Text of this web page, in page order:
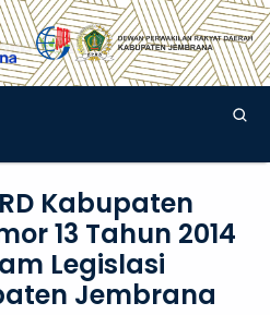
Kabupaten
13 Tahun 2014
Legislasi
Jembrana